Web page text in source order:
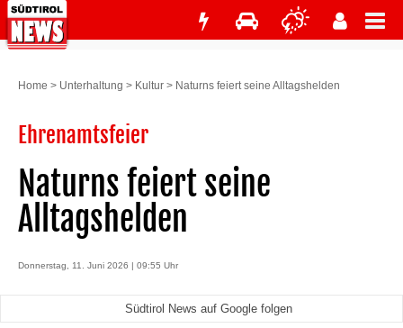
Home > Unterhaltung > Kultur > Naturns feiert seine Alltagshelden
Ehrenamtsfeier
Naturns feiert seine
Alltagshelden
Donnerstag, 11. Juni 2026 | 09:55 Uhr
Südtirol News auf Google folgen